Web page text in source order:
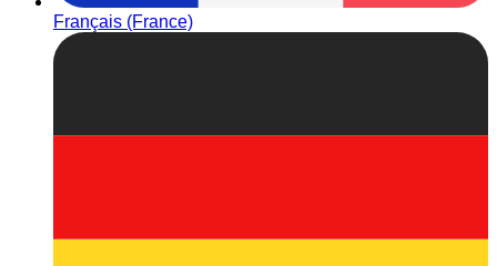
Français (France)